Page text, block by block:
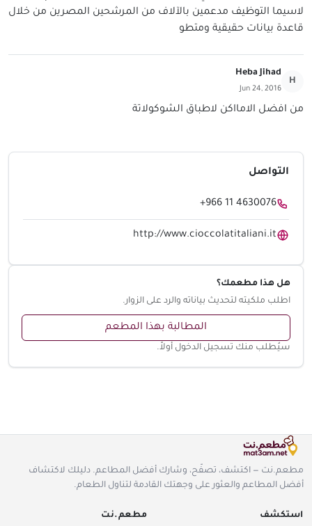
لاسيما التوظيف مدعمين بالآلاف من المرشحين المصرين من خلال
قاعدة بيانات حقيقية ومتطو
H
Heba Jihad
Jun 24, 2016
من افضل الامااكن لاطباق الشوكولاتة
التواصل
+966 11 4630076
http://www.cioccolatitaliani.it
هل هذا مطعمك؟
اطلب ملكيته لتحديث بياناته والرد على الزوار.
المطالبة بهذا المطعم
سيُطلب منك تسجيل الدخول أولاً.
مطعم.نت — اكتشف، تصفّح، وشارك أفضل المطاعم. دليلك لاكتشاف
أفضل المطاعم والعثور على وجهتك القادمة لتناول الطعام.
استكشف مطعم.نت